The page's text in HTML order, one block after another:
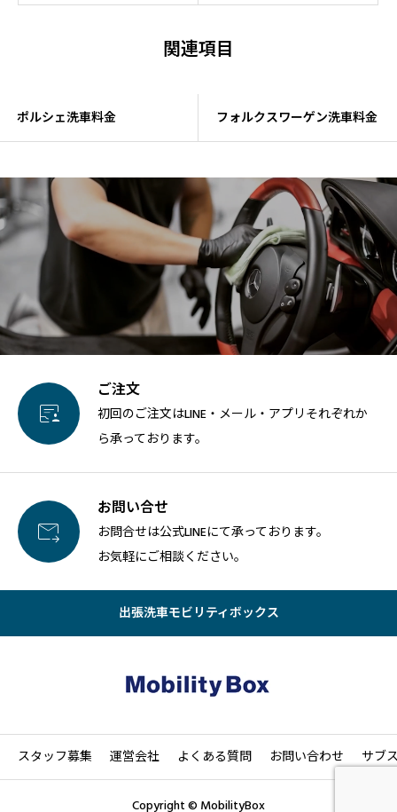
関連項目
ポルシェ洗車料金 フォルクスワーゲン洗車料金

ご注文
初回のご注文はLINE・メール・アプリそれぞれか
ら承っております。

お問い合せ
お問合せは公式LINEにて承っております。
お気軽にご相談ください。
出張洗車モビリティボックス
スタッフ募集 運営会社 よくある質問 お問い合わせ サブ
Copyright © MobilityBox